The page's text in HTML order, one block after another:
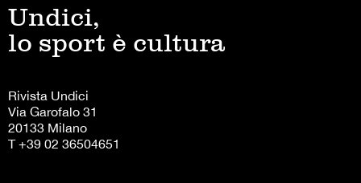
Undici,
lo sport è cultura
Rivista Undici
Via Garofalo 31
20133 Milano
T +39 02 36504651